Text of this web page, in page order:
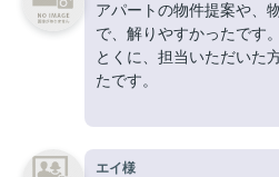
アパートの物件提案や、
で、解りやすかったです。
とくに、担当いただいた
たです。
ありがとうございました
エイ様